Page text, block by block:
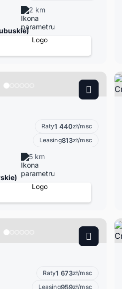
2 km
Raty1 440zł/msc
Leasing813zł/msc
5 km
Raty1 673zł/msc
Leasing959zł/msc